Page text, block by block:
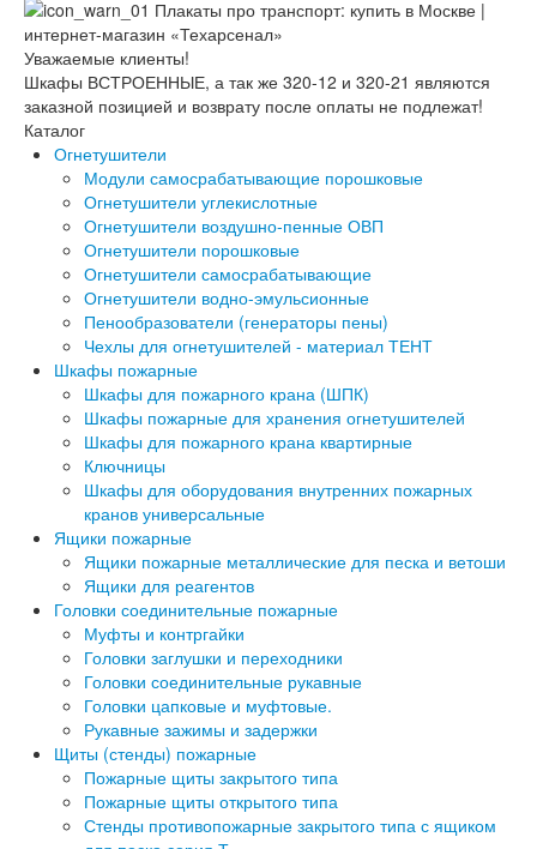
Уважаемые клиенты!
Шкафы ВСТРОЕННЫЕ, а так же 320-12 и 320-21 являются
заказной позицией и возврату после оплаты не подлежат!
Каталог
Огнетушители
Модули самосрабатывающие порошковые
Огнетушители углекислотные
Огнетушители воздушно-пенные ОВП
Огнетушители порошковые
Огнетушители самосрабатывающие
Огнетушители водно-эмульсионные
Пенообразователи (генераторы пены)
Чехлы для огнетушителей - материал ТЕНТ
Шкафы пожарные
Шкафы для пожарного крана (ШПК)
Шкафы пожарные для хранения огнетушителей
Шкафы для пожарного крана квартирные
Ключницы
Шкафы для оборудования внутренних пожарных
кранов универсальные
Ящики пожарные
Ящики пожарные металлические для песка и ветоши
Ящики для реагентов
Головки соединительные пожарные
Муфты и контргайки
Головки заглушки и переходники
Головки соединительные рукавные
Головки цапковые и муфтовые.
Рукавные зажимы и задержки
Щиты (стенды) пожарные
Пожарные щиты закрытого типа
Пожарные щиты открытого типа
Стенды противопожарные закрытого типа с ящиком